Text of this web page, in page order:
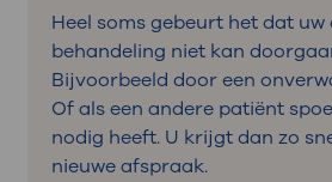
Heel soms gebeurt het dat
behandeling niet kan
Bijvoorbeeld door een
Of als een andere patiënt
nodig heeft. U krijgt dan zo
nieuwe afspraak.